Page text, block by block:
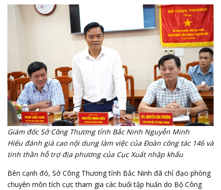
Giám đốc Sở Công Thương tỉnh Bắc Ninh Nguyễn Minh
Hiếu đánh giá cao nội dung làm việc của Đoàn công tác 146 và
tinh thần hỗ trợ địa phương của Cục Xuất nhập khẩu
Bên cạnh đó, Sở Công Thương tỉnh Bắc Ninh đã chỉ đạo phòng
chuyên môn tích cực tham gia các buổi tập huấn do Bộ Công